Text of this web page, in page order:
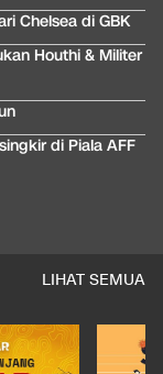
Chelsea di GBK
Houthi & Militer
di Piala AFF
LIHAT SEMUA